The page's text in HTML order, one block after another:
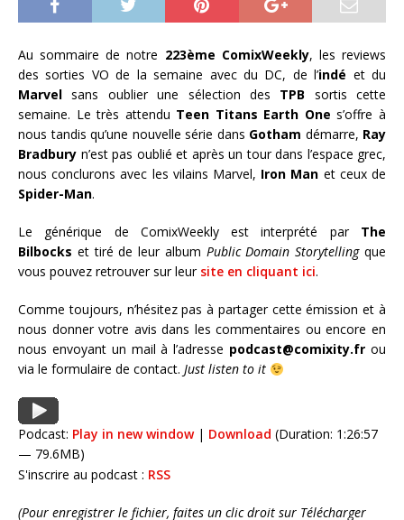
Au sommaire de notre 223ème ComixWeekly, les reviews
des sorties VO de la semaine avec du DC, de l’indé et du
Marvel sans oublier une sélection des TPB sortis cette
semaine. Le très attendu Teen Titans Earth One s’offre à
nous tandis qu’une nouvelle série dans Gotham démarre, Ray
Bradbury n’est pas oublié et après un tour dans l’espace grec,
nous conclurons avec les vilains Marvel, Iron Man et ceux de
Spider-Man.
Le générique de ComixWeekly est interprété par The
Bilbocks et tiré de leur album Public Domain Storytellingque
vous pouvez retrouver sur leursite en cliquant ici.
Comme toujours, n’hésitez pas à partager cette émission et à
nous donner votre avis dans les commentaires ou encore en
nous envoyant un mail à l’adresse podcast@comixity.fr ou
via le formulaire de contact. Just listen to it
Podcast: Play in new window| Download (Duration: 1:26:57
— 79.6MB)
S'inscrire au podcast : RSS
(Pour enregistrer le fichier, faites un clic droit sur Télécharger